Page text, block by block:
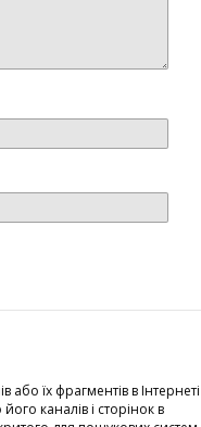
або їх фрагментів в Інтернеті
каналів і сторінок в